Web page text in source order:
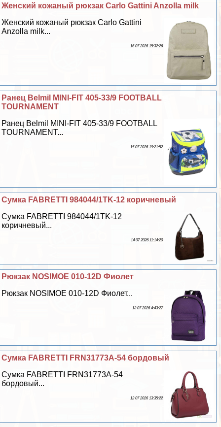
Женский кожаный рюкзак Carlo Gattini Anzolla milk
Женский кожаный рюкзак Carlo Gattini
Anzolla milk...
16 07 2026 15:32:26
Ранец Belmil MINI-FIT 405-33/9 FOOTBALL
TOURNAMENT
Ранец Belmil MINI-FIT 405-33/9 FOOTBALL
TOURNAMENT...
15 07 2026 19:21:52
Сумка FABRETTI 984044/1TK-12 коричневый
Сумка FABRETTI 984044/1TK-12
коричневый...
14 07 2026 11:14:20
Рюкзак NOSIMOE 010-12D Фиолет
Рюкзак NOSIMOE 010-12D Фиолет...
13 07 2026 4:43:27
Сумка FABRETTI FRN31773A-54 бордовый
Сумка FABRETTI FRN31773A-54
бордовый...
12 07 2026 13:35:22